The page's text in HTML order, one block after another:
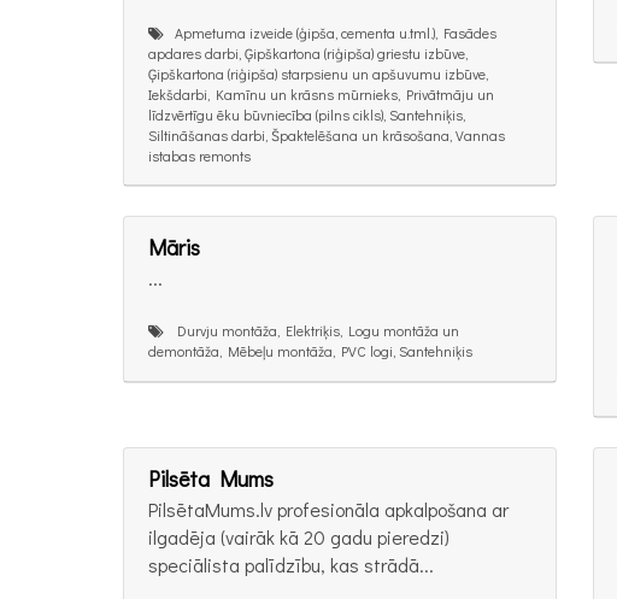
Apmetuma izveide (ģipša, cementa u.tml.), Fasādes
apdares darbi, Ģipškartona (riģipša) griestu izbūve,
Ģipškartona (riģipša) starpsienu un apšuvumu izbūve,
Iekšdarbi, Kamīnu un krāsns mūrnieks, Privātmāju un
līdzvērtīgu ēku būvniecība (pilns cikls), Santehniķis,
Siltināšanas darbi, Špaktelēšana un krāsošana, Vannas
istabas remonts
Māris
...
Durvju montāža, Elektriķis, Logu montāža un
demontāža, Mēbeļu montāža, PVC logi, Santehniķis
Pilsēta Mums
PilsētaMums.lv profesionāla apkalpošana ar
ilgadēja (vairāk kā 20 gadu pieredzi)
speciālista palīdzību, kas strādā...